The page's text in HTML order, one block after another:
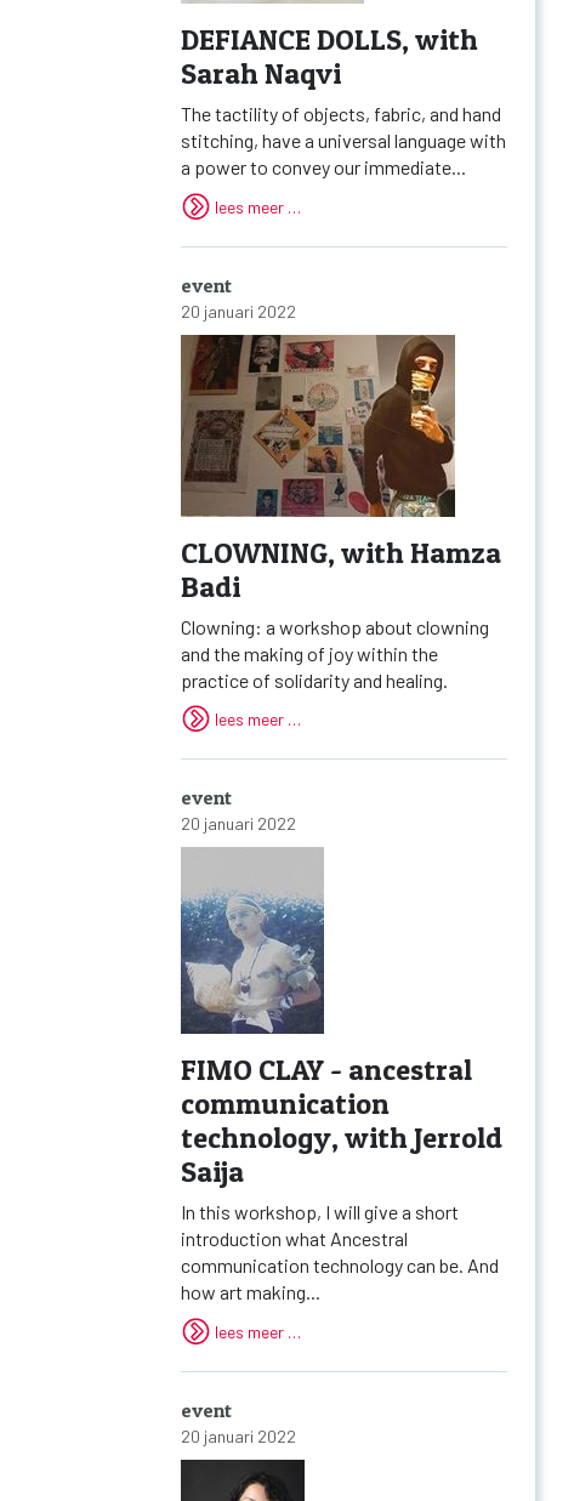
DEFIANCE DOLLS, with
Sarah Naqvi
The tactility of objects, fabric, and hand
stitching, have a universal language with
a power to convey our immediate...
lees meer …
event
20 januari 2022
CLOWNING, with Hamza
Badi
Clowning: a workshop about clowning
and the making of joy within the
practice of solidarity and healing.
lees meer …
event
20 januari 2022
FIMO CLAY - ancestral
communication
technology, with Jerrold
Saija
In this workshop, I will give a short
introduction what Ancestral
communication technology can be. And
how art making...
lees meer …
event
20 januari 2022